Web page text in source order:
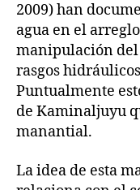
2009) han
agua en el
manipulación
rasgos
Puntualmente
de Kaminaljuyu
manantial.
La idea de esta